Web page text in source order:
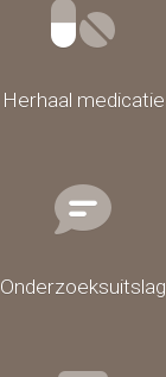
Herhaal medicatie
Onderzoeksuitslag